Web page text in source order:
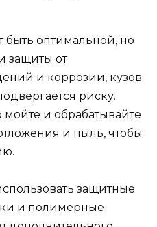
быть оптимальной, но
защиты от
и коррозии, кузов
риску.
и обрабатывайте
и пыль, чтобы
защитные
и полимерные